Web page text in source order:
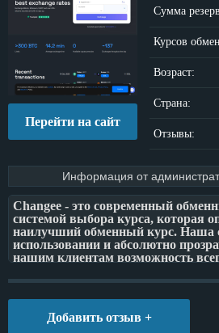
Перейти на сайт
Сумма
Курсов
Возраст:
Страна:
Отзывы:
Информация от
Changee - это современный
системой выбора курса, которая
наилучший обменный курс. Наша
использовании и абсолютно
нашим клиентам возможность
выгодно. Вокруг нашего сервиса
преданное сообщество тех, кто
отзывам о нашем сервисе.
Добавить отзыв +